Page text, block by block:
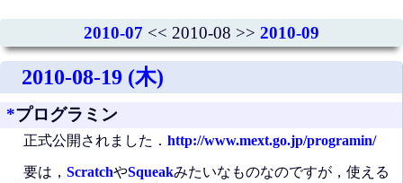
2010-07 << 2010-08 >> 2010-09
2010-08-19 (木)
*プログラミン
正式公開されました． http://www.mext.go.jp/programin/
要は， ScratchやSqueakみたいなものなのですが，使える